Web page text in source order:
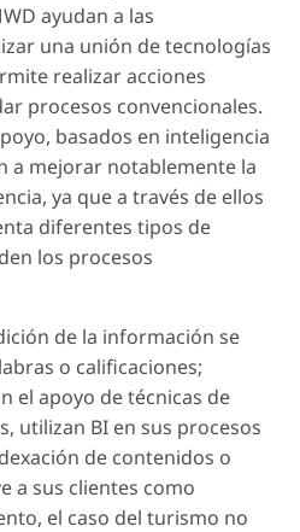
ayudan a las
una unión de tecnologías
realizar acciones
procesos convencionales.
basados en inteligencia
a mejorar notablemente la
ya que a través de ellos
diferentes tipos de
los procesos
de la información se
o calificaciones;
el apoyo de técnicas de
utilizan BI en sus procesos
de contenidos o
a sus clientes como
el caso del turismo no